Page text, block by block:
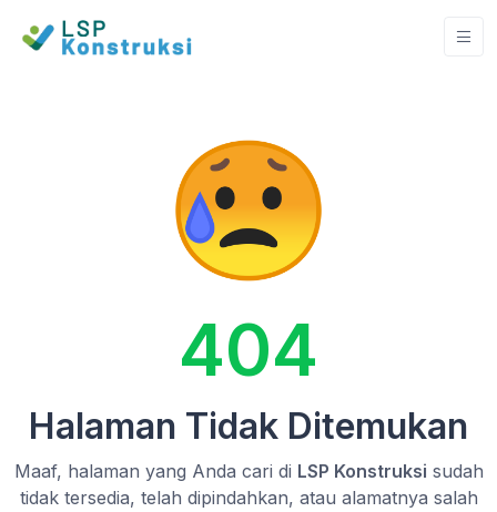
404
Halaman Tidak Ditemukan
Maaf, halaman yang Anda cari di LSP Konstruksi sudah
tidak tersedia, telah dipindahkan, atau alamatnya salah